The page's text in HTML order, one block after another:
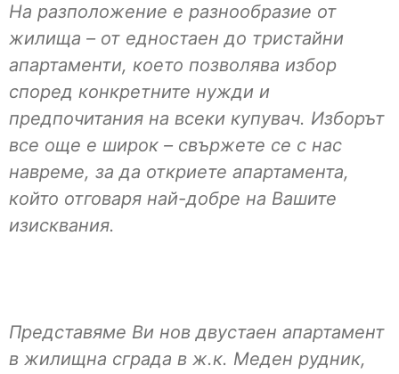
На разположение е разнообразие от
жилища – от едностаен до тристайни
апартаменти, което позволява избор
според конкретните нужди и
предпочитания на всеки купувач. Изборът
все още е широк – свържете се с нас
навреме, за да откриете апартамента,
който отговаря най-добре на Вашите
изисквания.
Представяме Ви нов двустаен апартамент
в жилищна сграда в ж.к. Меден рудник,